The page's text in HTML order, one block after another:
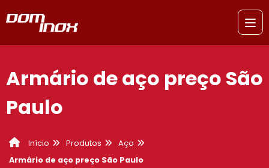
Armário de aço preço São
Paulo
Início Produtos
Aço
Armário de aço preço São Paulo